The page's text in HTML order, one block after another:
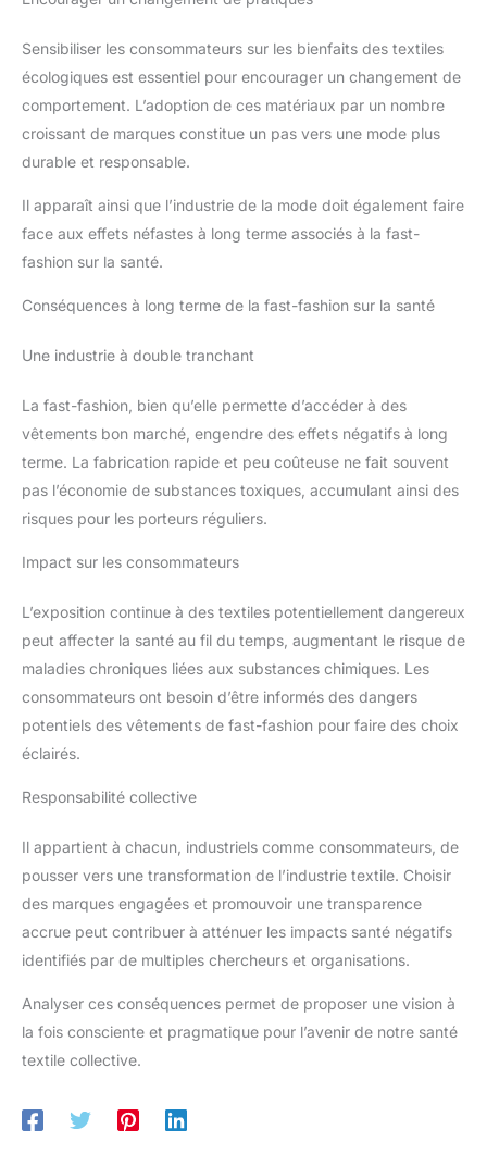
Sensibiliser les consommateurs sur les bienfaits des textiles
écologiques est essentiel pour encourager un changement de
comportement. L’adoption de ces matériaux par un nombre
croissant de marques constitue un pas vers une mode plus
durable et responsable.
Il apparaît ainsi que l’industrie de la mode doit également faire
face aux effets néfastes à long terme associés à la fast-
fashion sur la santé.
Conséquences à long terme de la fast-fashion sur la santé
Une industrie à double tranchant
La fast-fashion, bien qu’elle permette d’accéder à des
vêtements bon marché, engendre des effets négatifs à long
terme. La fabrication rapide et peu coûteuse ne fait souvent
pas l’économie de substances toxiques, accumulant ainsi des
risques pour les porteurs réguliers.
Impact sur les consommateurs
L’exposition continue à des textiles potentiellement dangereux
peut affecter la santé au fil du temps, augmentant le risque de
maladies chroniques liées aux substances chimiques. Les
consommateurs ont besoin d’être informés des dangers
potentiels des vêtements de fast-fashion pour faire des choix
éclairés.
Responsabilité collective
Il appartient à chacun, industriels comme consommateurs, de
pousser vers une transformation de l’industrie textile. Choisir
des marques engagées et promouvoir une transparence
accrue peut contribuer à atténuer les impacts santé négatifs
identifiés par de multiples chercheurs et organisations.
Analyser ces conséquences permet de proposer une vision à
la fois consciente et pragmatique pour l’avenir de notre santé
textile collective.